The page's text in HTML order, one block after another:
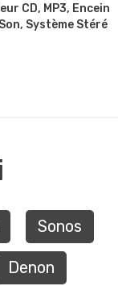
CD, MP3, Encein
Système Stéré
Sonos
Denon